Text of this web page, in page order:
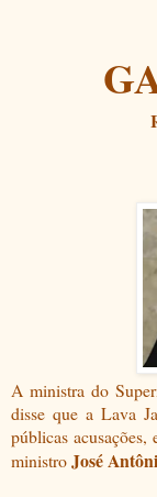
A ministra do
disse que a Lava
públicas
ministroJosé